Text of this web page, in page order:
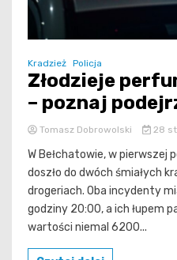
Kradzież Policja
Złodzieje
– poznaj
Tomasz Dobrowolski 28
W Bełchatowie, w pierwszej
doszło do dwóch śmiałych
drogeriach. Oba incydenty
godziny 20:00, a ich łupem
wartości niemal 6200...